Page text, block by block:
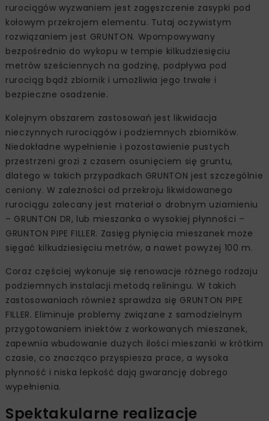
rurociągów wyzwaniem jest zagęszczenie zasypki pod
kołowym przekrojem elementu. Tutaj oczywistym
rozwiązaniem jest GRUNTON. Wpompowywany
bezpośrednio do wykopu w tempie kilkudziesięciu
metrów sześciennych na godzinę, podpływa pod
rurociąg bądź zbiornik i umożliwia jego trwałe i
bezpieczne osadzenie.
Kolejnym obszarem zastosowań jest likwidacja
nieczynnych rurociągów i podziemnych zbiorników.
Niedokładne wypełnienie i pozostawienie pustych
przestrzeni grozi z czasem osunięciem się gruntu,
dlatego w takich przypadkach GRUNTON jest szczególnie
ceniony. W zależności od przekroju likwidowanego
rurociągu zalecany jest materiał o drobnym uziarnieniu
– GRUNTON DR, lub mieszanka o wysokiej płynności –
GRUNTON PIPE FILLER. Zasięg płynięcia mieszanek może
sięgać kilkudziesięciu metrów, a nawet powyżej 100 m.
Coraz częściej wykonuje się renowacje różnego rodzaju
podziemnych instalacji metodą reliningu. W takich
zastosowaniach również sprawdza się GRUNTON PIPE
FILLER. Eliminuje problemy związane z samodzielnym
przygotowaniem iniektów z workowanych mieszanek,
zapewnia wbudowanie dużych ilości mieszanki w krótkim
czasie, co znacząco przyspiesza prace, a wysoka
płynność i niska lepkość dają gwarancję dobrego
wypełnienia.
Spektakularne realizacje